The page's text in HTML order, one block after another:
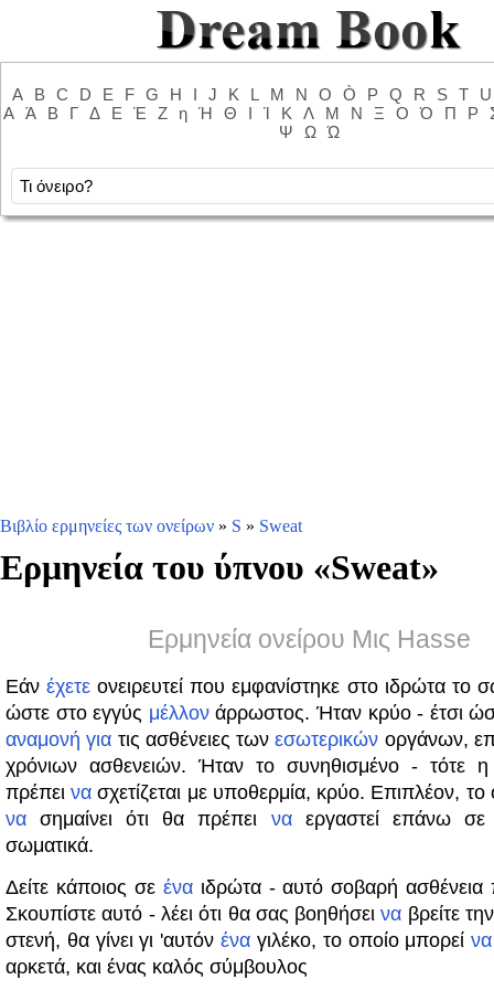
A B C D E F G H I J K L M N O Ò P Q R S T
U
Α Ά Β Γ Δ Ε Έ Ζ η Ή Θ Ι Ί Κ Λ Μ Ν Ξ Ο Ό Π Ρ
Ψ
Ω Ώ
Βιβλίο ερμηνείες των ονείρων » S » Sweat
Ερμηνεία του ύπνου «Sweat»
Ερμηνεία ονείρου Μις Hasse
Εάνέχετε ονειρευτεί που εμφανίστηκε στο ιδρώτα το
ώστε στο εγγύς μέλλονάρρωστος. Ήταν κρύο - έτσι
αναμονή για τις ασθένειες τωνεσωτερικών οργάνων,
χρόνιων ασθενειών. Ήταν το συνηθισμένο - τότε η
πρέπεινα σχετίζεται με υποθερμία, κρύο. Επιπλέον, το
να σημαίνει ότι θα πρέπει ναεργαστεί επάνω σε
σωματικά.
Δείτε κάποιος σε έναιδρώτα - αυτό σοβαρή ασθένεια
Σκουπίστε αυτό - λέει ότι θα σας βοηθήσεινα βρείτε
στενή, θα γίνει γι 'αυτόνένα γιλέκο, το οποίο μπορείνα
αρκετά, και ένας καλός σύμβουλος